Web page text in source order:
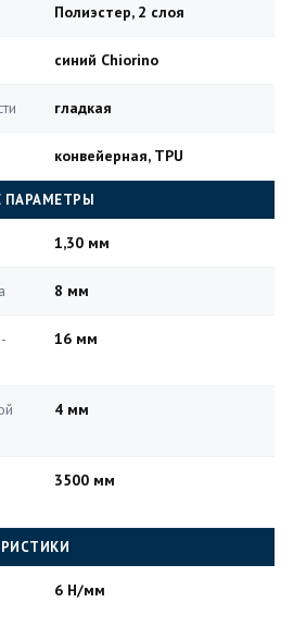
Полиэстер, 2 слоя
синий Chiorino
гладкая
конвейерная, TPU
ПАРАМЕТРЫ
1,30 мм
8 мм
16 мм
4 мм
3500 мм
6 Н/мм